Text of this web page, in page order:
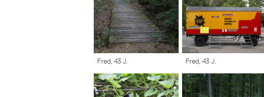
Fred, 43 J. Fred, 43 J.